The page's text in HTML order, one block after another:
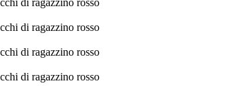
di ragazzino rosso
di ragazzino rosso
di ragazzino rosso
di ragazzino rosso